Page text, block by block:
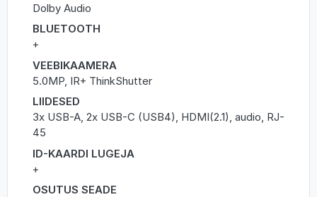
Dolby Audio
BLUETOOTH
+
VEEBIKAAMERA
5.0MP, IR+ ThinkShutter
LIIDESED
3x USB-A, 2x USB-C (USB4), HDMI(2.1), audio, RJ-
45
ID-KAARDI LUGEJA
+
OSUTUS SEADE